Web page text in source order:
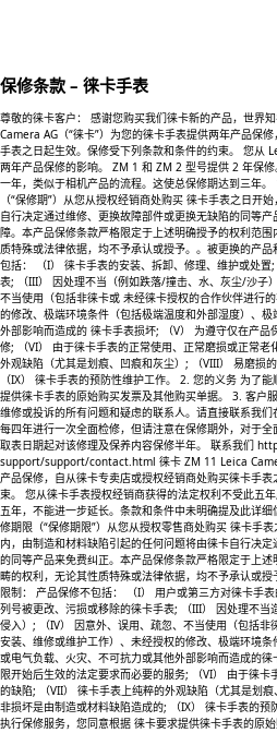
保修条款 – 徕卡手表
尊敬的徕卡客户： 感谢您购买我们徕卡新的产品，世界
Camera AG（“徕卡”）为您的徕卡手表提供两年产品保
手表之日起生效。保修受下列条款和条件的约束。 您从
两年产品保修的影响。 ZM 1 和 ZM 2 型号提供 2 年保
一年，类似于相机产品的流程。这使总保修期达到三年
（“保修期”）从您从授权经销商处购买 徕卡手表之日开
自行决定通过维修、更换故障部件或更换无缺陷的同等
障。本产品保修条款严格限定于上述明确授予的权利范
质特殊或法律依据，均不予承认或授予。。被更换的产
包括： （I） 徕卡手表的安装、拆卸、修理、维护或处
表; （III） 因处理不当（例如跌落/撞击、水、灰尘/沙子
不当使用（包括非徕卡或 未经徕卡授权的合作伙伴进行
的修改、极端环境条件（包括极端温度和外部湿度）、
外部影响而造成的 徕卡手表损坏; （V） 为遵守仅在产
修; （VI） 由于徕卡手表的正常使用、正常磨损或正常
外观缺陷（尤其是划痕、凹痕和灰尘）; （VIII） 易磨损
（IX） 徕卡手表的预防性维护工作。 2. 您的义务 为了
提供徕卡手表的原始购买发票及其他购买单据。 3. 客户
维修或投诉的所有问题和疑虑的联系人。请直接联系我
每四年进行一次全面检修，但请注意在保修期外，对于
取表日期起对该修理及保养内容保修半年。 联系我们
support/support/contact.html 徕卡 ZM 11 Leica
产品保修，自从徕卡专卖店或授权经销商处购买徕卡手
束。 您从徕卡手表授权经销商获得的法定权利不受此五
五年，不能进一步延长。条款和条件中未明确提及此详
修期限（“保修期限”）从您从授权零售商处购买 徕卡手
内，由制造和材料缺陷引起的任何问题将由徕卡自行决
的同等产品来免费纠正。本产品保修条款严格限定于上
畴的权利，无论其性质特殊或法律依据，均不予承认或
限制： 产品保修不包括： （I） 用户或第三方对徕卡手
列号被更改、污损或移除的徕卡手表; （III） 因处理不
侵入）; （IV） 因意外、误用、疏忽、不当使用（包括
安装、维修或维护工作）、未经授权的修改、极端环境
或电气负载、火灾、不可抗力或其他外部影响而造成的
限开始后生效的法定要求而必要的服务; （VI） 由于徕
的缺陷; （VII） 徕卡手表上纯粹的外观缺陷（尤其是划
非损坏是由制造或材料缺陷造成的; （IX） 徕卡手表的
执行保修服务，您同意根据 徕卡要求提供徕卡手表的原始